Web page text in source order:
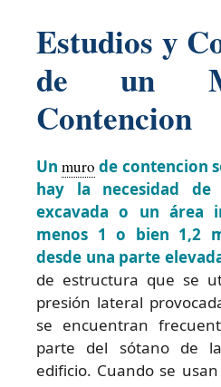
Estudios y
de un
Contencion
Unmuro de contencion
hay la necesidad
excavada o un área
menos 1 o bien 1,2
desde una parte
de estructura que se
presión lateral
se encuentran
parte del sótano de
edificio. Cuando se